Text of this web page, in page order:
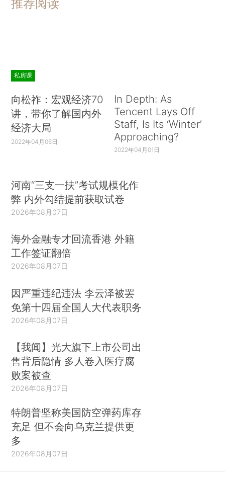
推荐阅读
私房课
向松祚：宏观经济70
讲，带你了解国内外
经济大局
2022年04月06日
In Depth: As
Tencent Lays Off
Staff, Is Its ‘Winter’
Approaching?
2022年04月01日
河南“三支一扶”考试规模化作
弊 内外勾结提前获取试卷
2026年08月07日
海外金融专才回流香港 外籍
工作签证翻倍
2026年08月07日
因严重违纪违法 李云泽被罢
免第十四届全国人大代表职务
2026年08月07日
【我闻】光大旗下上市公司出
售背后隐情 多人卷入医疗腐
败案被查
2026年08月07日
特朗普坚称美国防空弹药库存
充足 但不会向乌克兰提供更
多
2026年08月07日